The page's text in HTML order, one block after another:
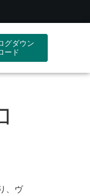
グダウン
ード
、ヴ